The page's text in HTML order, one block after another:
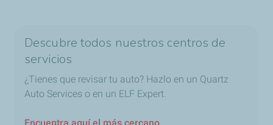
Descubre todos nuestros centros de
servicios
¿Tienes que revisar tu auto? Hazlo en un Quartz
Auto Services o en un ELF Expert.